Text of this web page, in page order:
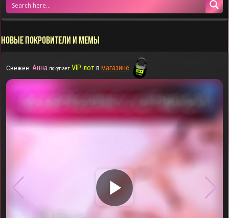
НОВЫЕ ПОКРОВИТЕЛИ И МЕМЫ
Свежее: Анна покупает VIP-лотвмагазине
▶